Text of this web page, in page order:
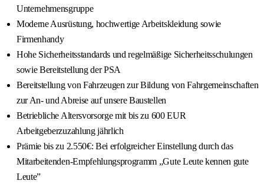
Unternehmensgruppe
Moderne Ausrüstung, hochwertige Arbeitskleidung sowie
Firmenhandy
Hohe Sicherheitsstandards und regelmäßige Sicherheitsschulungen
sowie Bereitstellung der PSA
Bereitstellung von Fahrzeugen zur Bildung von Fahrgemeinschaften
zur An- und Abreise auf unsere Baustellen
Betriebliche Altersvorsorge mit bis zu 600 EUR
Arbeitgeberzuzahlung jährlich
Prämie bis zu 2.550€: Bei erfolgreicher Einstellung durch das
Mitarbeitenden-Empfehlungsprogramm „Gute Leute kennen gute
Leute”